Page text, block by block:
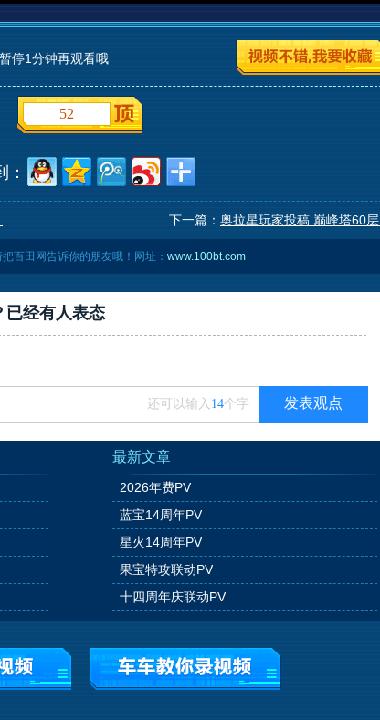
停1分钟再观看哦
52
：
下一篇： 奥拉星玩家投稿 巅峰塔60层..
把百田网告诉你的朋友哦！网址： www.100bt.com
已经有人表态
还可以输入 14个字 发表观点
最新文章
2026年费PV
蓝宝14周年PV
星火14周年PV
果宝特攻联动PV
十四周年庆联动PV